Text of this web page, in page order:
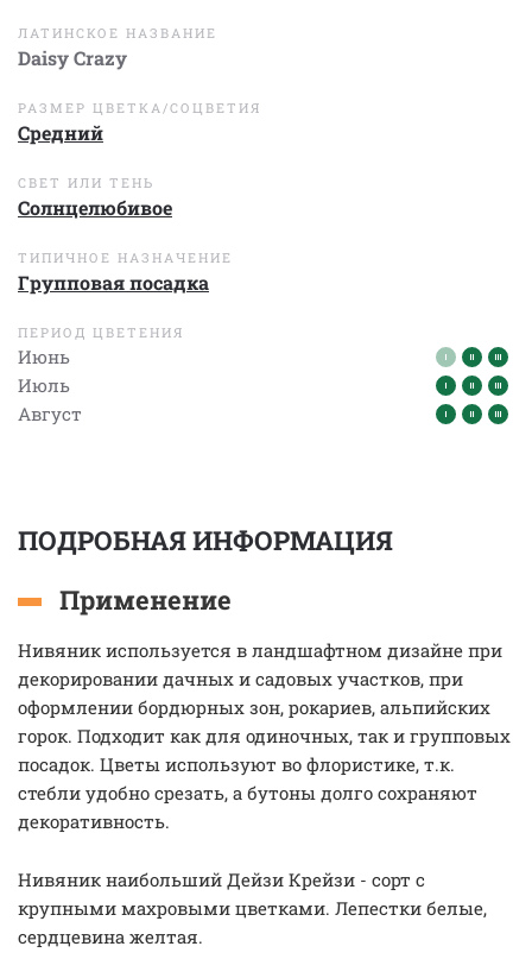
ЛАТИНСКОЕ НАЗВАНИЕ
Daisy Crazy
РАЗМЕР ЦВЕТКА/СОЦВЕТИЯ
Средний
СВЕТ ИЛИ ТЕНЬ
Солнцелюбивое
ТИПИЧНОЕ НАЗНАЧЕНИЕ
Групповая посадка
ПЕРИОД ЦВЕТЕНИЯ
Июнь
Июль
Август
ПОДРОБНАЯ ИНФОРМАЦИЯ
Применение
Нивяник используется в ландшафтном дизайне при
декорировании дачных и садовых участков, при
оформлении бордюрных зон, рокариев, альпийских
горок. Подходит как для одиночных, так и групповых
посадок. Цветы используют во флористике, т.к.
стебли удобно срезать, а бутоны долго сохраняют
декоративность.
Нивяник наибольший Дейзи Крейзи - сорт с
крупными махровыми цветками. Лепестки белые,
сердцевина желтая.